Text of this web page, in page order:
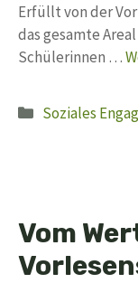
Erfüllt von der
das gesamte
Schülerinnen …
Kategorien
Soziales
Vom